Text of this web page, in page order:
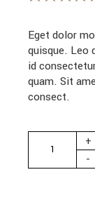
Eget dolor
quisque. Leo
id
quam. Sit
consect.
Silver
-
+